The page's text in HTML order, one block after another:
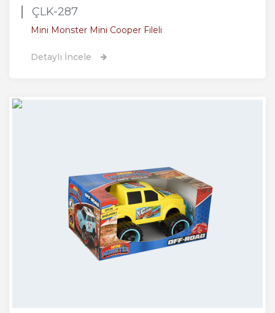
ÇLK-287
Mini Monster Mini Cooper Fileli
Detaylı İncele